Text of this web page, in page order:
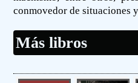
conmovedor de situaciones
Más libros